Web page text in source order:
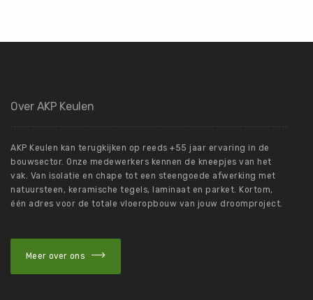
Over AKP Keulen
AKP Keulen kan terugkijken op reeds +55 jaar ervaring in de
bouwsector. Onze medewerkers kennen de kneepjes van het
vak. Van isolatie en chape tot een steengoede afwerking met
natuursteen, keramische tegels, laminaat en parket. Kortom,
één adres voor de totale vloeropbouw van jouw droomproject.
Meer over ons